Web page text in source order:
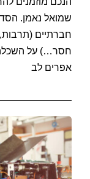
שמואל נאמן.
חברתיים (תרבות,
חסר…) על
אפרים לב